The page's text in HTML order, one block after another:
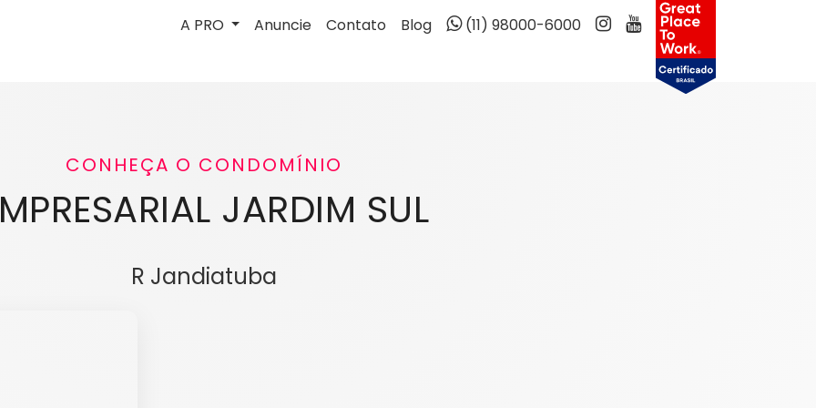
A PRO Anuncie Contato Blog (11) 98000-6000
CONHEÇA O CONDOMÍNIO
JARDIM SUL
R Jandiatuba